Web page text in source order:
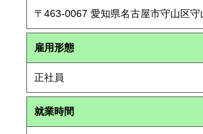
〒463-0067 愛知県名古屋市守山区
雇用形態
正社員
就業時間